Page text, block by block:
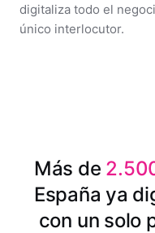
digitaliza todo el
único interlocutor.
Más de
España ya
con un solo